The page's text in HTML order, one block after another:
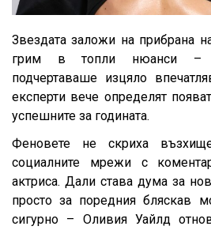
Звездата заложи на прибрана
грим в топли нюанси –
подчертаваше изцяло
експерти вече определят
успешните за годината.
Феновете не скриха
социалните мрежи с
актриса. Дали става дума за
просто за поредния бляскав
сигурно – Оливия Уайлд